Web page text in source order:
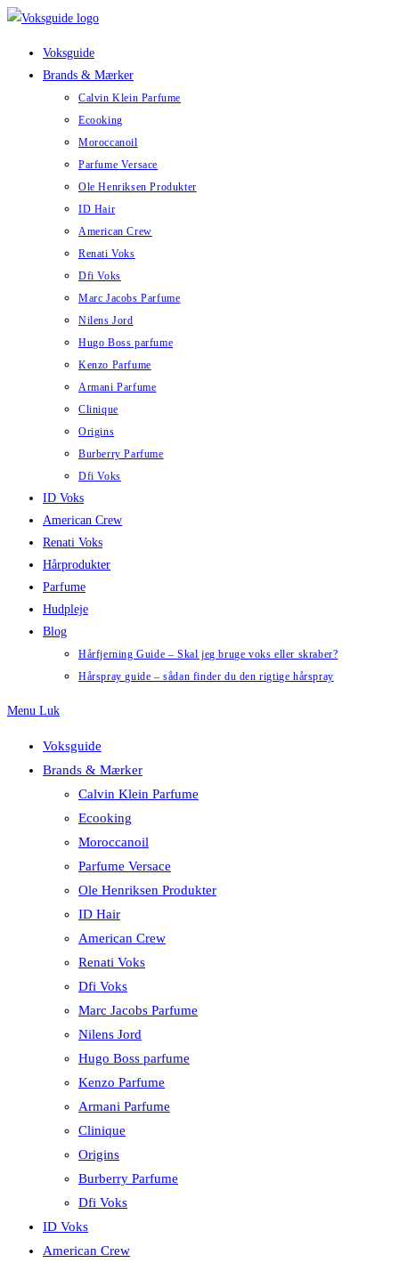
Skip
Voksguide
Brands & Mærker
Calvin Klein Parfume
Ecooking
Moroccanoil
Parfume Versace
Ole Henriksen Produkter
ID Hair
American Crew
Renati Voks
Dfi Voks
Marc Jacobs Parfume
Nilens Jord
Hugo Boss parfume
Kenzo Parfume
Armani Parfume
Clinique
Origins
Burberry Parfume
Dfi Voks
ID Voks
American Crew
Renati Voks
Hårprodukter
Parfume
Hudpleje
Blog
Hårfjerning Guide – Skal jeg bruge voks eller skraber?
Hårspray guide – sådan finder du den rigtige hårspray
Menu Luk
Voksguide
Brands & Mærker
Calvin Klein Parfume
Ecooking
Moroccanoil
Parfume Versace
Ole Henriksen Produkter
ID Hair
American Crew
Renati Voks
Dfi Voks
Marc Jacobs Parfume
Nilens Jord
Hugo Boss parfume
Kenzo Parfume
Armani Parfume
Clinique
Origins
Burberry Parfume
Dfi Voks
ID Voks
American Crew